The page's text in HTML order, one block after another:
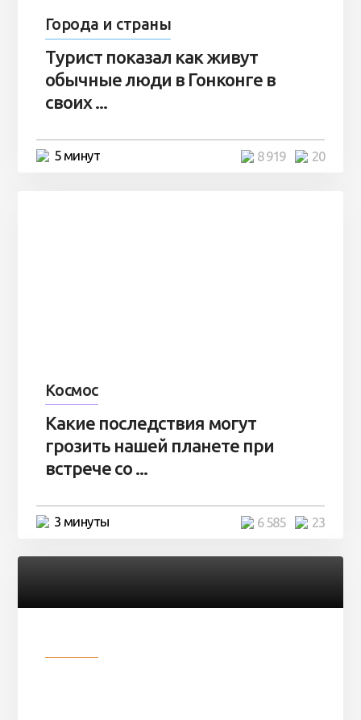
Города и страны
Турист показал как живут
обычные люди в Гонконге в
своих ...
5 минут 20
8 919
Космос
Какие последствия могут
грозить нашей планете при
встрече со ...
3 минуты 23
6 585